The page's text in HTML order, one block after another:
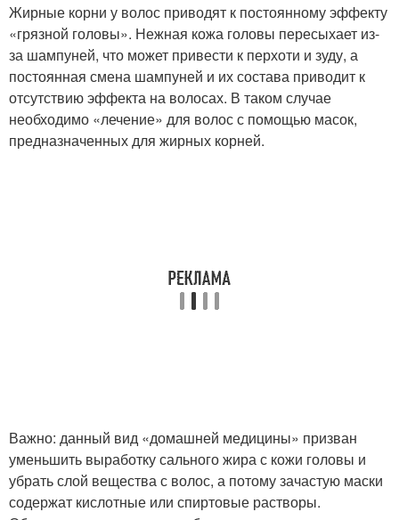
Жирные корни у волос приводят к постоянному эффекту
«грязной головы». Нежная кожа головы пересыхает из-
за шампуней, что может привести к перхоти и зуду, а
постоянная смена шампуней и их состава приводит к
отсутствию эффекта на волосах. В таком случае
необходимо «лечение» для волос с помощью масок,
предназначенных для жирных корней.
Важно: данный вид «домашней медицины» призван
уменьшить выработку сального жира с кожи головы и
убрать слой вещества с волос, а потому зачастую маски
содержат кислотные или спиртовые растворы.